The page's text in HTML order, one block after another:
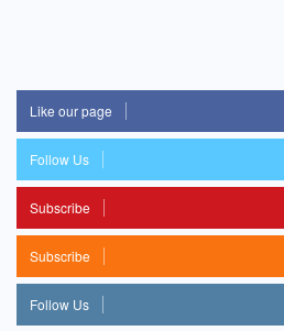
Like our page
Follow Us
Subscribe
Subscribe
Follow Us